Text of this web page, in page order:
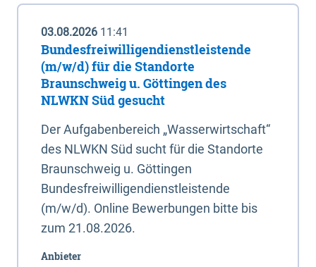
03.08.2026 11:41
Bundesfreiwilligendienstleistende
(m/w/d) für die Standorte
Braunschweig u. Göttingen des
NLWKN Süd gesucht
Der Aufgabenbereich „Wasserwirtschaft“
des NLWKN Süd sucht für die Standorte
Braunschweig u. Göttingen
Bundesfreiwilligendienstleistende
(m/w/d). Online Bewerbungen bitte bis
zum 21.08.2026.
Anbieter